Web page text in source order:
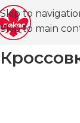
Skip to
Skip to main
Главная